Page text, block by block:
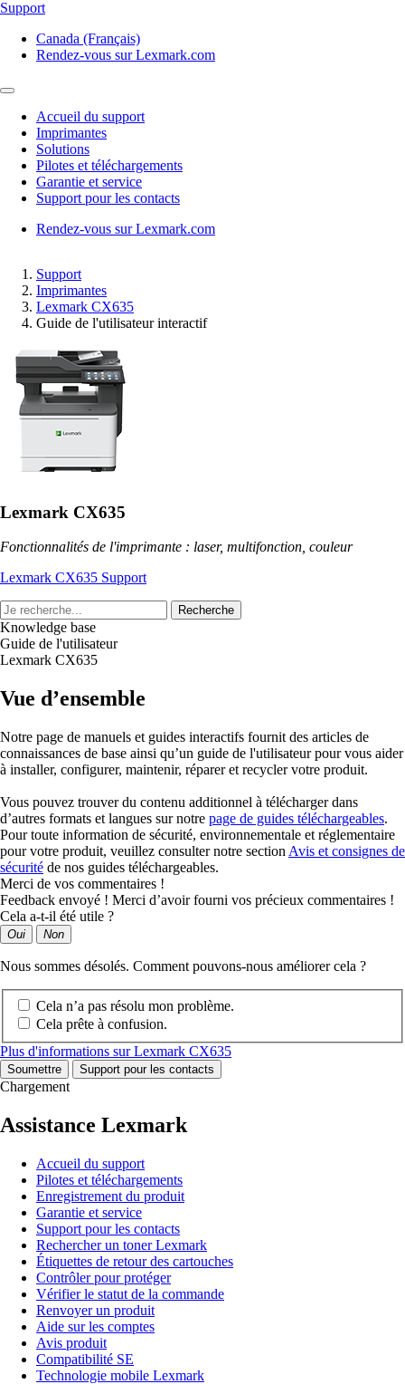
Support
Canada (Français)
Rendez-vous sur Lexmark.com
Accueil du support
Imprimantes
Solutions
Pilotes et téléchargements
Garantie et service
Support pour les contacts
Rendez-vous sur Lexmark.com
Support
Imprimantes
Lexmark CX635
Guide de l'utilisateur interactif
Lexmark CX635
Fonctionnalités de l'imprimante : laser, multifonction, couleur
Lexmark CX635 Support
Recherche
Knowledge base
Guide de l'utilisateur
Lexmark CX635
Vue d’ensemble
Notre page de manuels et guides interactifs fournit des articles de
connaissances de base ainsi qu’un guide de l'utilisateur pour vous aider
à installer, configurer, maintenir, réparer et recycler votre produit.
Vous pouvez trouver du contenu additionnel à télécharger dans
d’autres formats et langues sur notre page de guides téléchargeables.
Pour toute information de sécurité, environnementale et réglementaire
pour votre produit, veuillez consulter notre section Avis et consignes de
sécurité de nos guides téléchargeables.
Merci de vos commentaires !
Feedback envoyé ! Merci d’avoir fourni vos précieux commentaires !
Cela a-t-il été utile ?
Oui Non
Nous sommes désolés. Comment pouvons-nous améliorer cela ?
Cela n’a pas résolu mon problème.
Cela prête à confusion.
Plus d'informations sur Lexmark CX635
Soumettre Support pour les contacts
Chargement
Assistance Lexmark
Accueil du support
Pilotes et téléchargements
Enregistrement du produit
Garantie et service
Support pour les contacts
Rechercher un toner Lexmark
Étiquettes de retour des cartouches
Contrôler pour protéger
Vérifier le statut de la commande
Renvoyer un produit
Aide sur les comptes
Avis produit
Compatibilité SE
Technologie mobile Lexmark